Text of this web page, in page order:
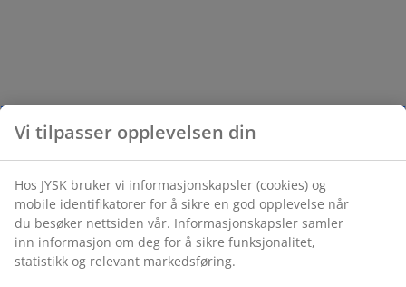
Vi tilpasser opplevelsen din
Hos JYSK bruker vi informasjonskapsler (cookies) og
mobile identifikatorer for å sikre en god opplevelse når
du besøker nettsiden vår. Informasjonskapsler samler
inn informasjon om deg for å sikre funksjonalitet,
statistikk og relevant markedsføring.